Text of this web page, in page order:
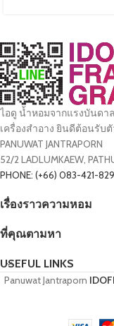
ไอดู น้ำหอมจากแรงบันดา
เครื่องสำอาง ยินดีต้อนรับ
PANUWAT JANTRAPORN
52/2 LADLUMKAEW,
PHONE: (+66) 083-421-
เรื่องราวความหอม
ที่คุณตามหา
USEFUL LINKS
Panuwat Jantraporn